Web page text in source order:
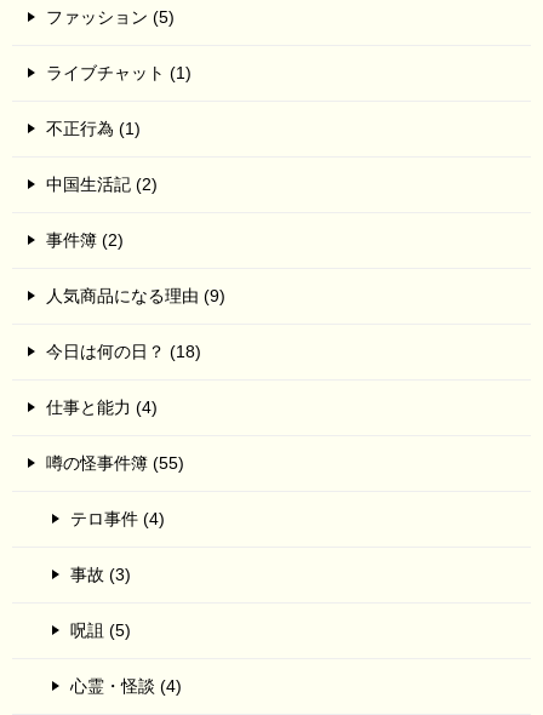
ファッション (5)
ライブチャット (1)
不正行為 (1)
中国生活記 (2)
事件簿 (2)
人気商品になる理由 (9)
今日は何の日？ (18)
仕事と能力 (4)
噂の怪事件簿 (55)
テロ事件 (4)
事故 (3)
呪詛 (5)
心霊・怪談 (4)